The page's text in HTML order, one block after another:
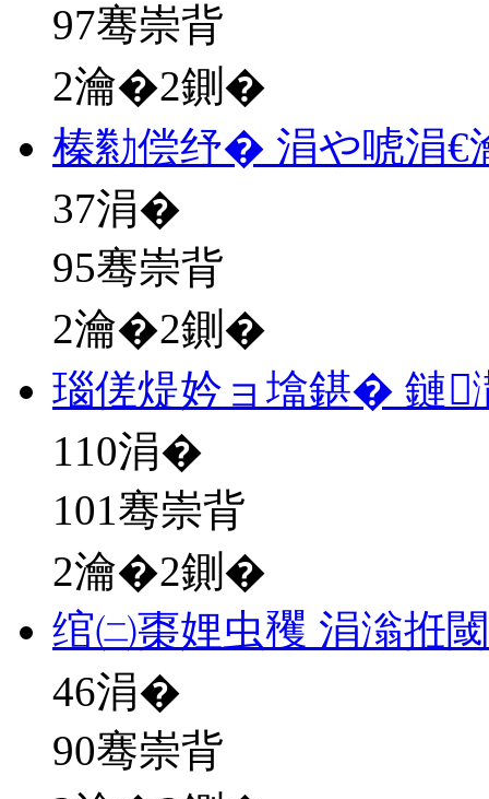
97骞崇背
2瀹�2鍘�
榛勬偿纾� 涓や唬涓
37涓�
95骞崇背
2瀹�2鍘�
瑙傞煶妗ョ墖鍖� 鏈
110涓�
101骞崇背
2瀹�2鍘�
绾㈡棗娌虫矡 涓滃拰
46涓�
90骞崇背